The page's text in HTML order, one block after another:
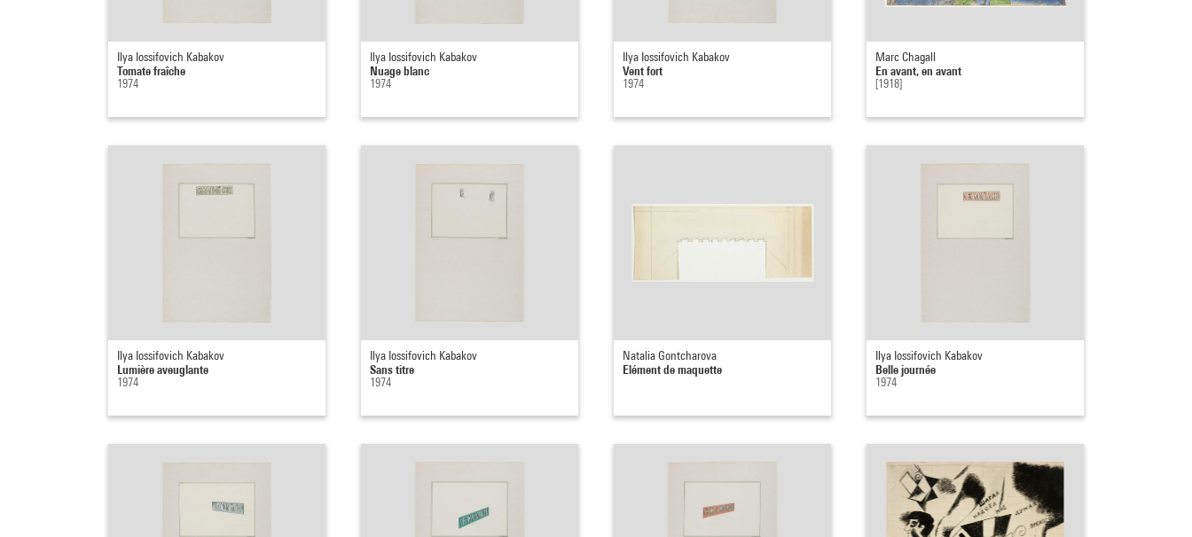
Ilya Iossifovich Kabakov
Tomate fraîche
1974
Ilya Iossifovich Kabakov
Nuage blanc
1974
Ilya Iossifovich Kabakov
Vent fort
1974
Marc Chagall
En avant, en avant
[1918]
Ilya Iossifovich Kabakov
Lumière aveuglante
1974
Ilya Iossifovich Kabakov
Sans titre
1974
Natalia Gontcharova
Elément de maquette
Ilya Iossifovich Kabakov
Belle journée
1974